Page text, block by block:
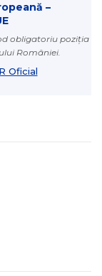
–
obligatoriu poziția
României.
Oficial